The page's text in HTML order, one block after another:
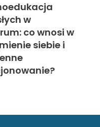
w
co wnosi w
siebie i